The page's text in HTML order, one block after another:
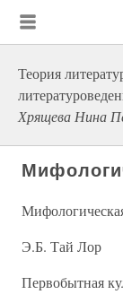
Теория
Хрящева Нина
Э.Б. Тай Лор
Первобытная